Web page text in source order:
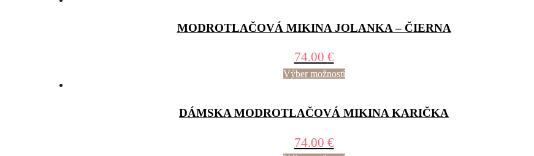
MODROTLAČOVÁ MIKINA JOLANKA – ČIERNA
74.00 €
Výber možností
DÁMSKA MODROTLAČOVÁ MIKINA KARIČKA
74.00 €